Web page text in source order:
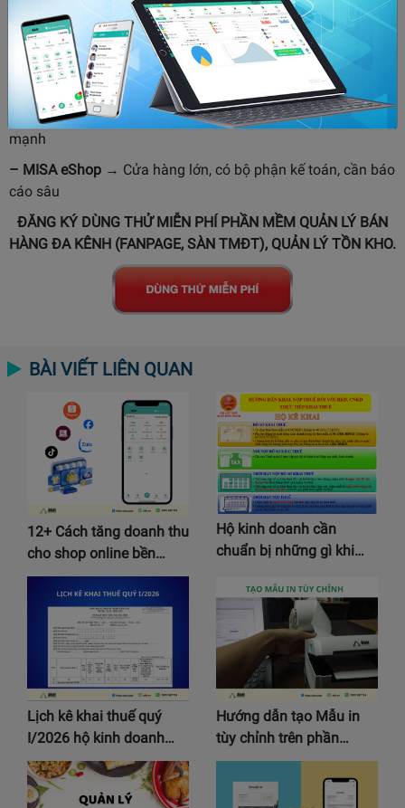
– KiotViet→ Bán lẻ truyền thống, tạp hóa, siêu thị mini
– Sapo→ Shop có cả online và offline, cần đồng bộ tổng
– POS365→ Quán ăn, cafe, nhà thuốc cần phần mềm POS
mạnh
– MISA eShop → Cửa hàng lớn, có bộ phận kế toán, cần báo
cáo sâu
ĐĂNG KÝ DÙNG THỬ MIỄN PHÍ PHẦN MỀM QUẢN LÝ BÁN
HÀNG ĐA KÊNH (FANPAGE, SÀN TMĐT), QUẢN LÝ TỒN KHO.
BÀI VIẾT LIÊN QUAN
12+ Cách tăng doanh thu
cho shop online bền…
Hộ kinh doanh cần
chuẩn bị những gì khi…
Lịch kê khai thuế quý
I/2026 hộ kinh doanh…
Hướng dẫn tạo Mẫu in
tùy chỉnh trên phần…